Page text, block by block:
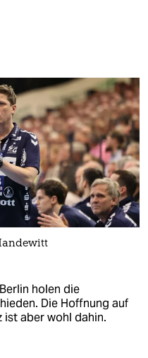
holen die
Die Hoffnung auf
ist aber wohl dahin.